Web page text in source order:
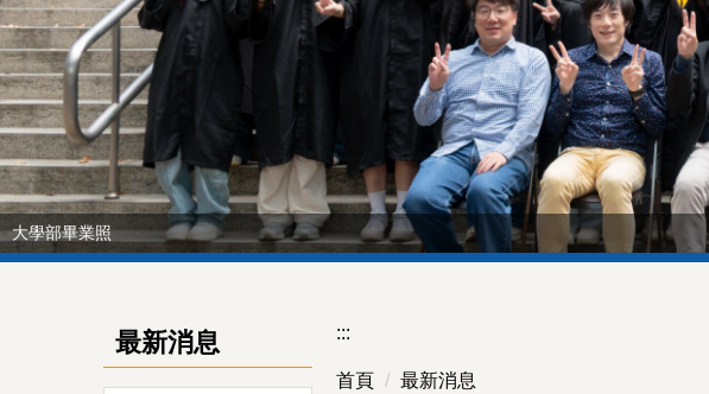
大學部畢業照
最新消息 :::
首頁 最新消息